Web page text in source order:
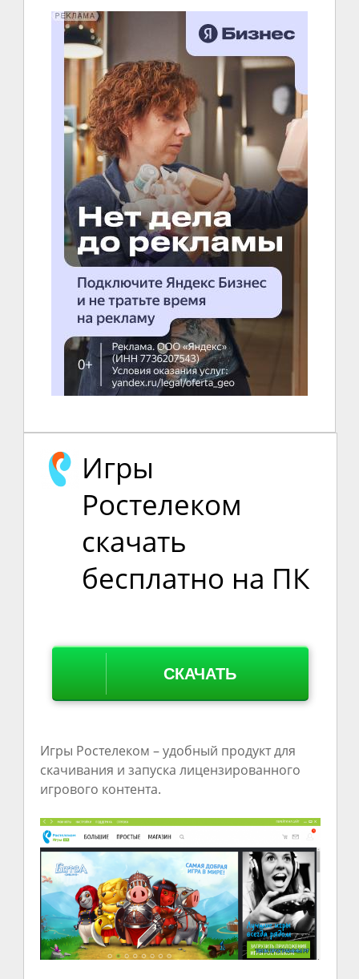
Игры
Ростелеком
скачать
бесплатно на ПК
СКАЧАТЬ
Игры Ростелеком – удобный продукт для
скачивания и запуска лицензированного
игрового контента.